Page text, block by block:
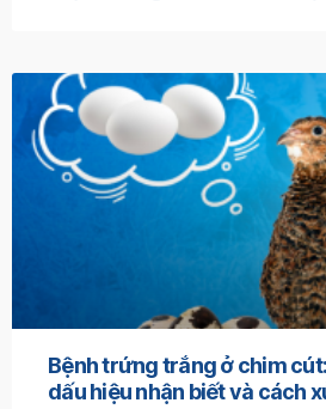
Bệnh trứng trắng ở chim
dấu hiệu nhận biết và cách